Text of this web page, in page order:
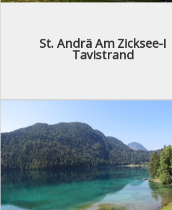
St. Andrä Am Zicksee-I
Tavistrand